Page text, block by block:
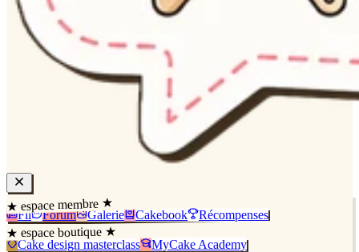
★ espace membre ★
Fil Forum Galerie Cakebook Récompenses
★ espace boutique ★
Cake design masterclass MyCake Academy